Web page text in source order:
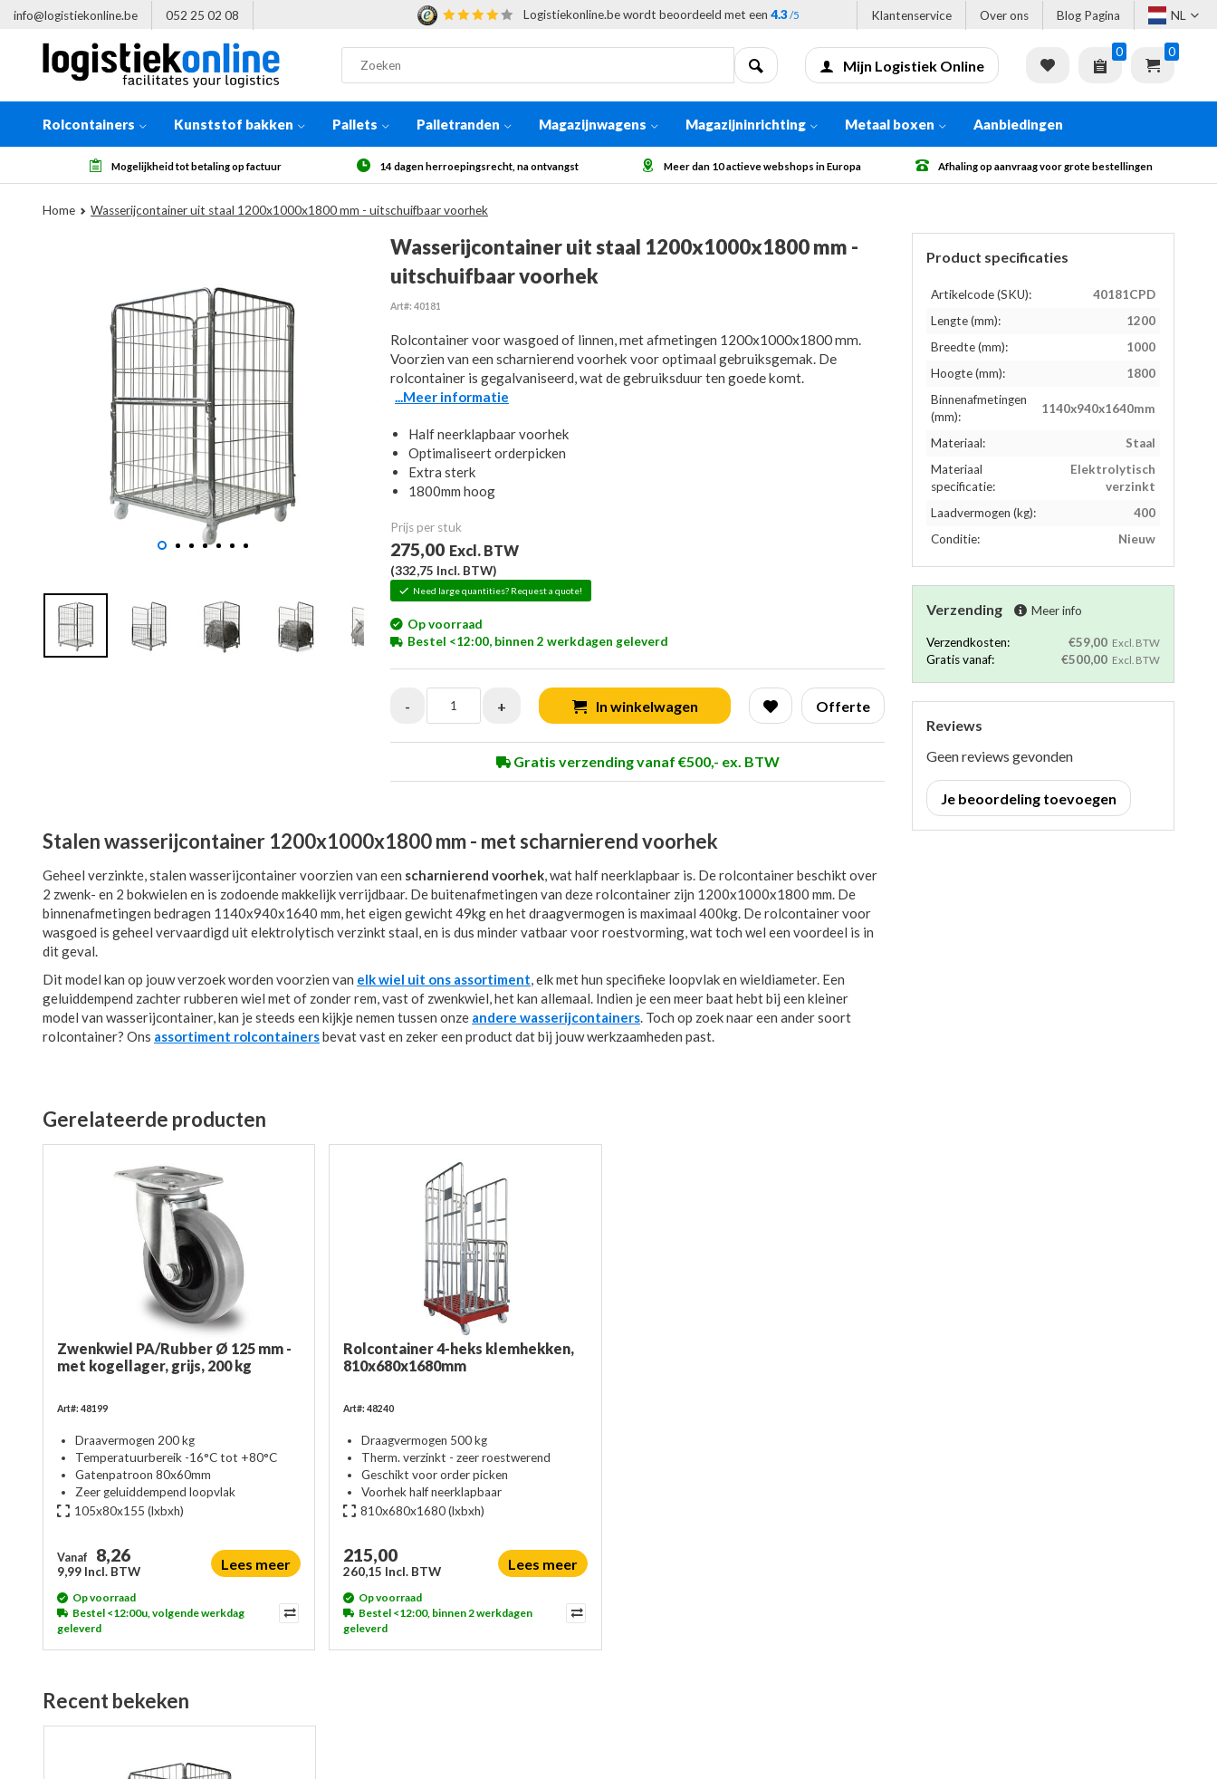
info@logistiekonline.be 052 25 02 08 Logistiekonline.be wordt beoordeeld met een 4.3/5 Klantenservice Over ons Blog Pagina NL
Mijn Logistiek Online
0 0
Rolcontainers Kunststof bakken Pallets Palletranden Magazijnwagens Magazijninrichting Metaal boxen Aanbiedingen
Mogelijkheid tot betaling op factuur 14 dagen herroepingsrecht, na ontvangst Meer dan 10 actieve webshops in Europa Afhaling op aanvraag voor grote bestellingen Gratis
Home Wasserijcontainer uit staal 1200x1000x1800 mm - uitschuifbaar voorhek
Wasserijcontainer uit staal 1200x1000x1800 mm -
uitschuifbaar voorhek
Art#: 40181
Rolcontainer voor wasgoed of linnen, met afmetingen 1200x1000x1800 mm.
Voorzien van een scharnierend voorhek voor optimaal gebruiksgemak. De
rolcontainer is gegalvaniseerd, wat de gebruiksduur ten goede komt.
...Meer informatie
Half neerklapbaar voorhek
Optimaliseert orderpicken
Extra sterk
1800mm hoog
Prijs per stuk
275,00 Excl. BTW
(332,75 Incl. BTW)
Need large quantities? Request a quote!
Op voorraad
Bestel <12:00, binnen 2 werkdagen geleverd
- + In winkelwagen Offerte
Gratis verzending vanaf €500,- ex. BTW
Stalen wasserijcontainer 1200x1000x1800 mm - met scharnierend voorhek
Geheel verzinkte, stalen wasserijcontainer voorzien van een scharnierend voorhek, wat half neerklapbaar is. De rolcontainer beschikt over
2 zwenk- en 2 bokwielen en is zodoende makkelijk verrijdbaar. De buitenafmetingen van deze rolcontainer zijn 1200x1000x1800 mm. De
binnenafmetingen bedragen 1140x940x1640 mm, het eigen gewicht 49kg en het draagvermogen is maximaal 400kg. De rolcontainer voor
wasgoed is geheel vervaardigd uit elektrolytisch verzinkt staal, en is dus minder vatbaar voor roestvorming, wat toch wel een voordeel is in
dit geval.
Dit model kan op jouw verzoek worden voorzien van elk wiel uit ons assortiment, elk met hun specifieke loopvlak en wieldiameter. Een
geluiddempend zachter rubberen wiel met of zonder rem, vast of zwenkwiel, het kan allemaal. Indien je een meer baat hebt bij een kleiner
model van wasserijcontainer, kan je steeds een kijkje nemen tussen onze andere wasserijcontainers. Toch op zoek naar een ander soort
rolcontainer? Ons assortiment rolcontainersbevat vast en zeker een product dat bij jouw werkzaamheden past.
Product specificaties
Artikelcode (SKU):
40181CPD
Lengte (mm):
1200
Breedte (mm):
1000
Hoogte (mm):
1800
Binnenafmetingen
(mm):
1140x940x1640mm
Materiaal:
Staal
Materiaal
specificatie:
Elektrolytisch
verzinkt
Laadvermogen (kg):
400
Conditie:
Nieuw
Verzending Meer info
Verzendkosten: €59,00 Excl. BTW
Gratis vanaf: €500,00 Excl. BTW
Reviews
Geen reviews gevonden
Je beoordeling toevoegen
Gerelateerde producten
Zwenkwiel PA/Rubber Ø 125 mm -
met kogellager, grijs, 200 kg
Art#: 48199
Draavermogen 200 kg
Temperatuurbereik -16°C tot +80°C
Gatenpatroon 80x60mm
Zeer geluiddempend loopvlak
105x80x155 (lxbxh)
Vanaf 8,26
9,99 Incl. BTW Lees meer
Op voorraad
Bestel <12:00u, volgende werkdag
geleverd
Rolcontainer 4-heks klemhekken,
810x680x1680mm
Art#: 48240
Draagvermogen 500 kg
Therm. verzinkt - zeer roestwerend
Geschikt voor order picken
Voorhek half neerklapbaar
810x680x1680(lxbxh)
215,00
260,15 Incl. BTW Lees meer
Op voorraad
Bestel <12:00, binnen 2 werkdagen
geleverd
Recent bekeken